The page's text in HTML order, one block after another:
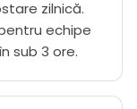
zilnică.
echipe
sub 3 ore.